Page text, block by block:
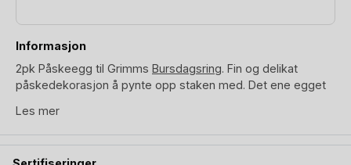
Informasjon
2pk Påskeegg til Grimms Bursdagsring. Fin og delikat
påskedekorasjon å pynte opp staken med. Det ene egget
Begge eggene har blomstrete dekorasjon på hver side.
Grimms påskeegg er håndlaget av Lindetre og deretter malt
Les mer